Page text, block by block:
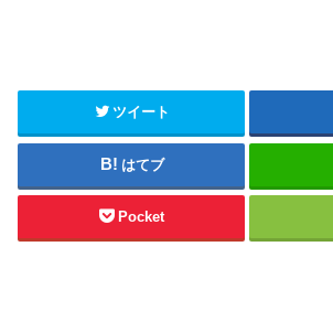
ツイート
はてブ
Pocket